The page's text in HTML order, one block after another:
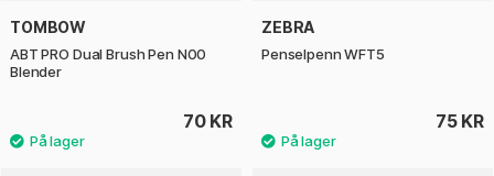
TOMBOW
ABT PRO Dual Brush Pen N00
Blender
70 KR
ZEBRA
Penselpenn WFT5
75 KR